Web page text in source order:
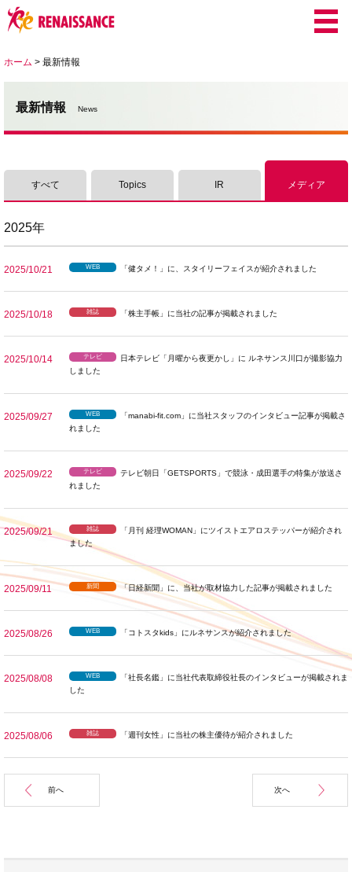
ホーム > 最新情報
最新情報 News
すべて Topics IR メディア
2025年
2025/10/21 WEB 「健タメ！」に、スタイリーフェイスが紹介されました
2025/10/18 雑誌 「株主手帳」に当社の記事が掲載されました
2025/10/14 テレビ
日本テレビ「月曜から夜更かし」に ルネサンス川口が撮影協力
しました
2025/09/27 WEB
「manabi-fit.com」に当社スタッフのインタビュー記事が掲載さ
れました
2025/09/22 テレビ
テレビ朝日「GETSPORTS」で競泳・成田選手の特集が放送さ
れました
2025/09/21 雑誌
「月刊 経理WOMAN」にツイストエアロステッパーが紹介され
ました
2025/09/11 新聞 「日経新聞」に、当社が取材協力した記事が掲載されました
2025/08/26 WEB 「コトスタkids」にルネサンスが紹介されました
2025/08/08 WEB
「社長名鑑」に当社代表取締役社長のインタビューが掲載されま
した
2025/08/06 雑誌 「週刊女性」に当社の株主優待が紹介されました
前へ 次へ